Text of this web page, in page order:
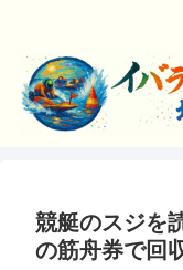
競艇のスジを
の筋舟券で回